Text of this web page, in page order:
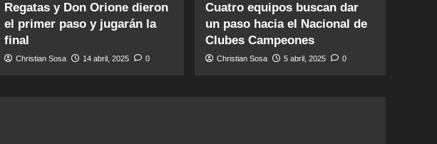
Regatas y Don Orione dieron
el primer paso y jugarán la
final
Christian Sosa 14 abril, 2025 0
Cuatro equipos buscan dar
un paso hacia el Nacional de
Clubes Campeones
Christian Sosa 5 abril, 2025 0